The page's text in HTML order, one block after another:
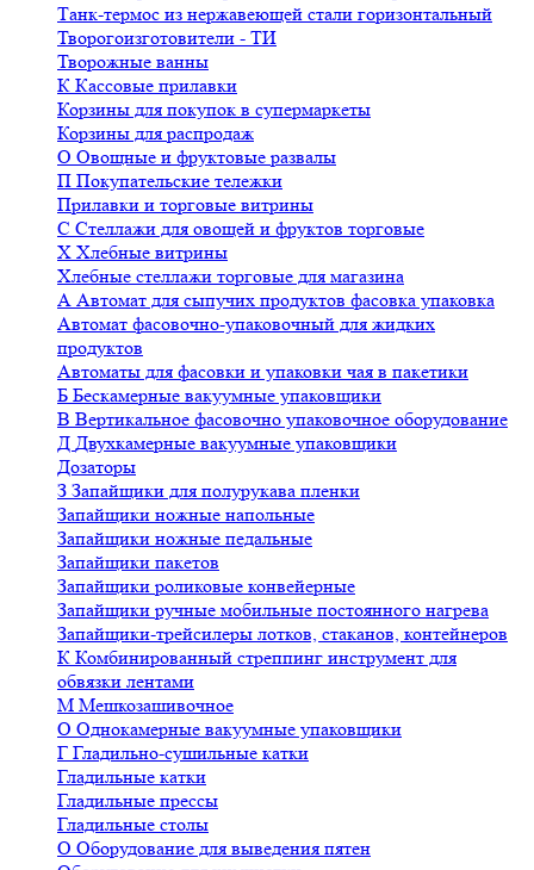
Танк-термос из нержавеющей стали горизонтальный
Творогоизготовители - ТИ
Творожные ванны
К Кассовые прилавки
Корзины для покупок в супермаркеты
Корзины для распродаж
О Овощные и фруктовые развалы
П Покупательские тележки
Прилавки и торговые витрины
С Стеллажи для овощей и фруктов торговые
Х Хлебные витрины
Хлебные стеллажи торговые для магазина
А Автомат для сыпучих продуктов фасовка упаковка
Автомат фасовочно-упаковочный для жидких
продуктов
Автоматы для фасовки и упаковки чая в пакетики
Б Бескамерные вакуумные упаковщики
В Вертикальное фасовочно упаковочное оборудование
Д Двухкамерные вакуумные упаковщики
Дозаторы
З Запайщики для полурукава пленки
Запайщики ножные напольные
Запайщики ножные педальные
Запайщики пакетов
Запайщики роликовые конвейерные
Запайщики ручные мобильные постоянного нагрева
Запайщики-трейсилеры лотков, стаканов, контейнеров
К Комбинированный стреппинг инструмент для
обвязки лентами
М Мешкозашивочное
О Однокамерные вакуумные упаковщики
Г Гладильно-сушильные катки
Гладильные катки
Гладильные прессы
Гладильные столы
О Оборудование для выведения пятен